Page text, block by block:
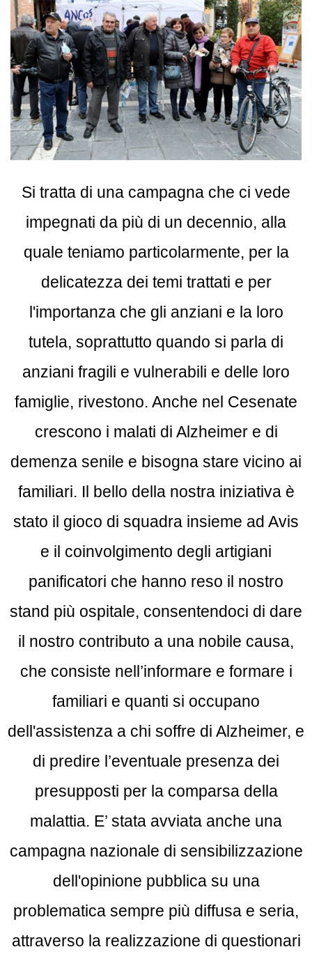
Si tratta di una campagna che ci vede
impegnati da più di un decennio, alla
quale teniamo particolarmente, per la
delicatezza dei temi trattati e per
l'importanza che gli anziani e la loro
tutela, soprattutto quando si parla di
anziani fragili e vulnerabili e delle loro
famiglie, rivestono. Anche nel Cesenate
crescono i malati di Alzheimer e di
demenza senile e bisogna stare vicino ai
familiari. Il bello della nostra iniziativa è
stato il gioco di squadra insieme ad Avis
e il coinvolgimento degli artigiani
panificatori che hanno reso il nostro
stand più ospitale, consentendoci di dare
il nostro contributo a una nobile causa,
che consiste nell’informare e formare i
familiari e quanti si occupano
dell'assistenza a chi soffre di Alzheimer, e
di predire l’eventuale presenza dei
presupposti per la comparsa della
malattia. E’ stata avviata anche una
campagna nazionale di sensibilizzazione
dell'opinione pubblica su una
problematica sempre più diffusa e seria,
attraverso la realizzazione di questionari